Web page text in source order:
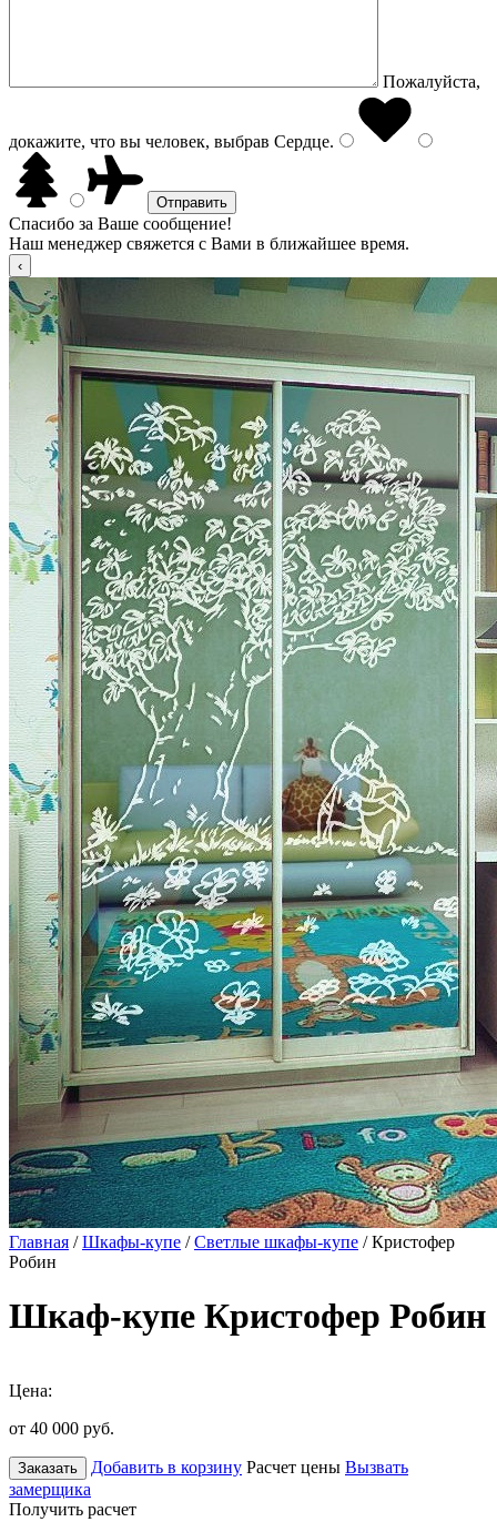
Пожалуйста,
докажите, что вы человек, выбрав Сердце.
Спасибо за Ваше сообщение!
Наш менеджер свяжется с Вами в ближайшее время.
Главная /Шкафы-купе /Светлые шкафы-купе / Кристофер
Робин
Шкаф-купе Кристофер Робин
Цена:
от 40 000 руб.
Заказать Добавить в корзину Расчет цены Вызвать
замерщика
Получить расчет